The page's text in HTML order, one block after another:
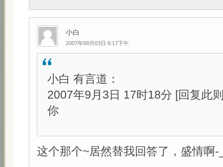
小白
2007年09月03日 6:17下午
小白 有言道：
2007年9月3日 17时18分 [回复此
你
这个那个~居然替我回答了，盛情啊-